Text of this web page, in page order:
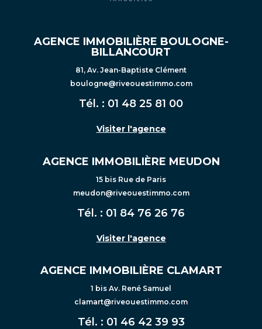
AGENCE IMMOBILIÈRE BOULOGNE-
BILLANCOURT
81, Av. Jean-Baptiste Clément
boulogne@riveouestimmo.com
Tél. : 01 48 25 81 00
Visiter l'agence
AGENCE IMMOBILIÈRE MEUDON
15 bis Rue de Paris
meudon@riveouestimmo.com
Tél. : 01 84 76 26 76
Visiter l'agence
AGENCE IMMOBILIÈRE CLAMART
1 bis Av. René Samuel
clamart@riveouestimmo.com
Tél. : 01 46 42 39 93